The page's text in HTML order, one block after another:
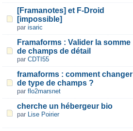
[Framanotes] et F-Droid
[impossible]
par isaric
Framaforms : Valider la somme
de champs de détail
par CDTI55
framaforms : comment changer
de type de champs ?
par flo2marsnet
cherche un hébergeur bio
par Lise Poirier